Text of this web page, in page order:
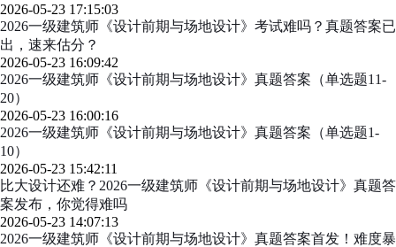
2026-05-23 17:15:03
2026一级建筑师《设计前期与场地设计》考试难吗？真题答案已
出，速来估分？
2026-05-23 16:09:42
2026一级建筑师《设计前期与场地设计》真题答案（单选题11-
20）
2026-05-23 16:00:16
2026一级建筑师《设计前期与场地设计》真题答案（单选题1-
10）
2026-05-23 15:42:11
比大设计还难？2026一级建筑师《设计前期与场地设计》真题答
案发布，你觉得难吗
2026-05-23 14:07:13
2026一级建筑师《设计前期与场地设计》真题答案首发！难度暴